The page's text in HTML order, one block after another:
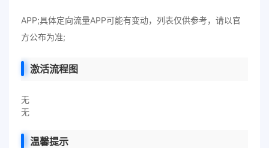
APP;具体定向流量APP可能有变动，列表仅供参考，请以官
方公布为准;
激活流程图
无
无
温馨提示